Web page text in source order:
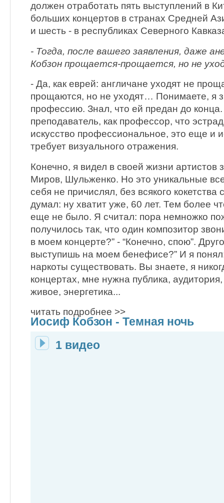
должен отработать пять выступлений в
больших концертов в странах Средней
и шесть - в республиках Северного
- Тогда, после вашего заявления, даже
Кобзон прощается-прощается, но не
- Да, как еврей: англичане уходят не
прощаются, но не уходят… Понимаете, я
профессию. Знал, что ей предан до конца.
преподаватель, как профессор, что
искусство профессиональное, это еще и
требует визуального отражения.
Конечно, я видел в своей жизни артистов
Миров, Шульженко. Но это уникальные
себя не причислял, без всякого
думал: ну хватит уже, 60 лет. Тем более
еще не было. Я считал: пора немножко
получилось так, что один композитор
в моем концерте?” - “Конечно, спою”.
выступишь на моем бенефисе?” И я
наркоты существовать. Вы знаете, я
концертах, мне нужна публика,
живое, энергетика...
читать подробнее >>
Иосиф Кобзон - Темная ночь
1 видео